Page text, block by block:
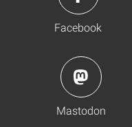
Facebook
Mastodon